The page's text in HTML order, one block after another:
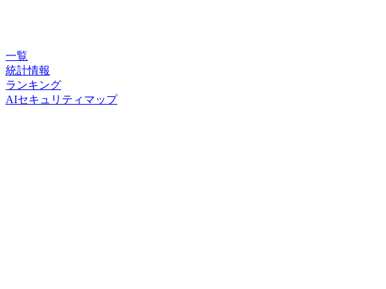
一覧
統計情報
ランキング
AIセキュリティマップ